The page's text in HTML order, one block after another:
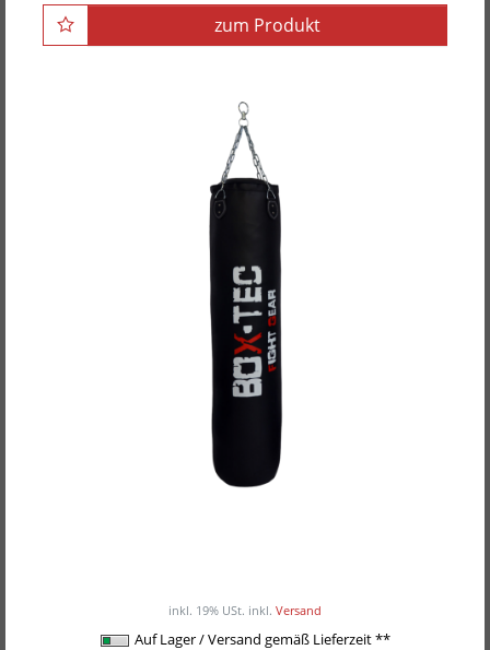
zum Produkt
inkl. 19% USt. inkl. Versand
Auf Lager / Versand gemäß Lieferzeit **